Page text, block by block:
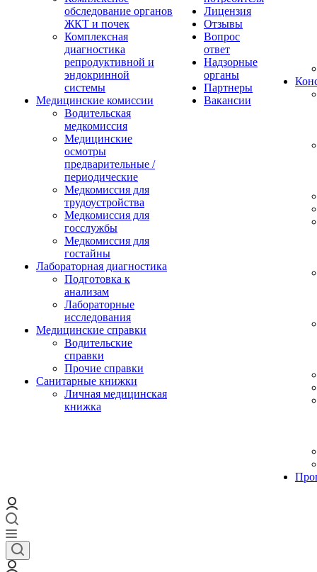
обследование органов
ЖКТ и почек
Комплексная
диагностика
репродуктивной и
эндокринной
системы
Медицинские комиссии
Водительская
медкомиссия
Медицинские
осмотры
предварительные /
периодические
Медкомиссия для
трудоустройства
Медкомиссия для
госслужбы
Медкомиссия для
гостайны
Лабораторная диагностика
Подготовка к
анализам
Лабораторные
исследования
Медицинские справки
Водительские
справки
Прочие справки
Санитарные книжки
Личная медицинская
книжка
Лицензия
Отзывы
Вопрос
ответ
Надзорные
органы
Партнеры
Вакансии